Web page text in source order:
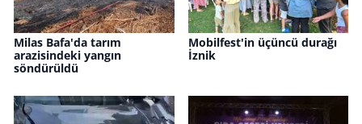
Milas Bafa'da tarım
arazisindeki yangın
söndürüldü
Mobilfest'in üçüncü durağı
İznik